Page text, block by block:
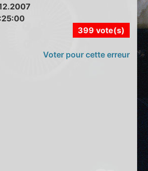
399 vote(s)
Voter pour cette erreur